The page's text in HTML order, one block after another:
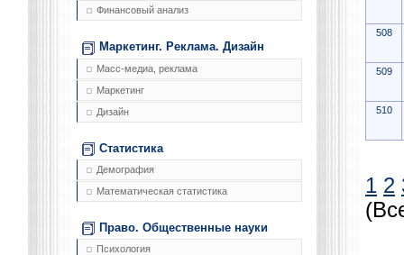
Финансовый анализ
Маркетинг. Реклама. Дизайн
Масс-медиа, реклама
Маркетинг
Дизайн
Статистика
Демография
Математическая статистика
Право. Общественные науки
Психология
508
509
510
1 2